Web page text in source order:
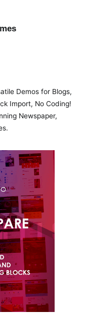
Demos for Blogs,
Import, No Coding!
Newspaper,